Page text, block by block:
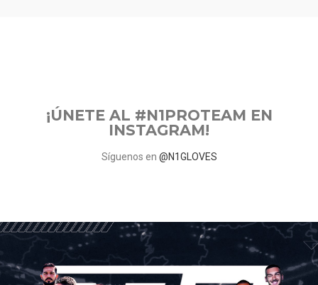
¡ÚNETE AL #N1PROTEAM EN
INSTAGRAM!
Síguenos en @N1GLOVES